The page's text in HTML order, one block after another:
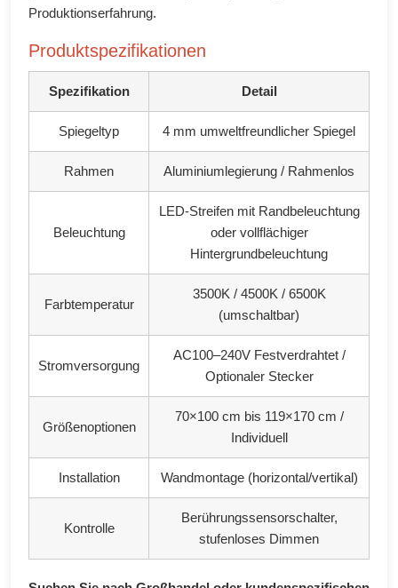
Produktionserfahrung.
Produktspezifikationen
Spezifikation Detail
Spiegeltyp 4 mm umweltfreundlicher Spiegel
Rahmen Aluminiumlegierung / Rahmenlos
Beleuchtung
LED-Streifen mit Randbeleuchtung
oder vollflächiger
Hintergrundbeleuchtung
Farbtemperatur
3500K / 4500K / 6500K
(umschaltbar)
Stromversorgung
AC100–240V Festverdrahtet /
Optionaler Stecker
Größenoptionen
70×100 cm bis 119×170 cm /
Individuell
Installation Wandmontage (horizontal/vertikal)
Kontrolle
Berührungssensorschalter,
stufenloses Dimmen